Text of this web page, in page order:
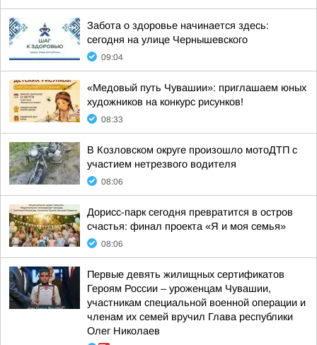
Забота о здоровье начинается здесь:
сегодня на улице Чернышевского
09:04
«Медовый путь Чувашии»: приглашаем юных
художников на конкурс рисунков!
08:33
В Козловском округе произошло мотоДТП с
участием нетрезвого водителя
08:06
Дорисс-парк сегодня превратится в остров
счастья: финал проекта «Я и моя семья»
08:06
Первые девять жилищных сертификатов
Героям России – уроженцам Чувашии,
участникам специальной военной операции и
членам их семей вручил Глава республики
Олег Николаев